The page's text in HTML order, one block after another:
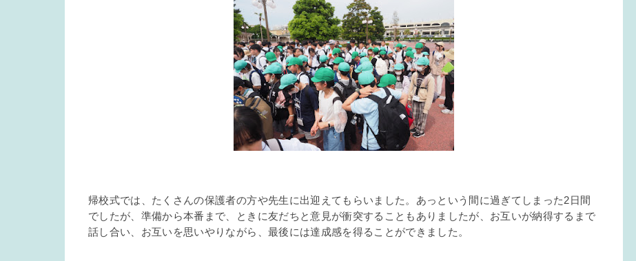
帰校式では、たくさんの保護者の方や先生に出迎えてもらいました。あっという間に過ぎてしまった2日間
でしたが、準備から本番まで、ときに友だちと意見が衝突することもありましたが、お互いが納得するまで
話し合い、お互いを思いやりながら、最後には達成感を得ることができました。